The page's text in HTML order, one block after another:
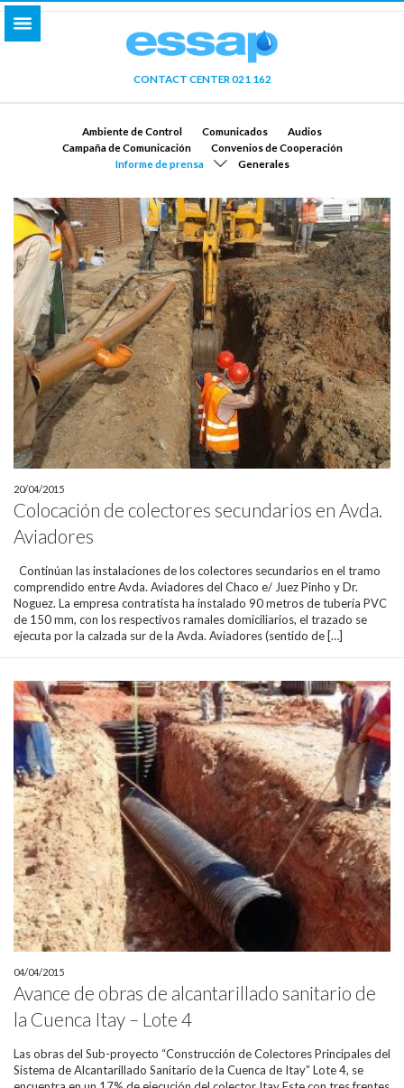
CONTACT CENTER 021 162
Ambiente de Control Comunicados
Audios
Campaña de Comunicación
Convenios de Cooperación
Informe de prensa
Generales
20/04/2015
Colocación de colectores secundarios en Avda.
Aviadores
Continúan las instalaciones de los colectores secundarios en el tramo
comprendido entre Avda. Aviadores del Chaco e/ Juez Pinho y Dr.
Noguez. La empresa contratista ha instalado 90 metros de tubería PVC
de 150 mm, con los respectivos ramales domiciliarios, el trazado se
ejecuta por la calzada sur de la Avda. Aviadores (sentido de […]
04/04/2015
Avance de obras de alcantarillado sanitario de
la Cuenca Itay – Lote 4
Las obras del Sub-proyecto “Construcción de Colectores Principales del
Sistema de Alcantarillado Sanitario de la Cuenca de Itay” Lote 4, se